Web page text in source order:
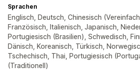
Sprachen
Englisch, Deutsch, Chinesisch
Französisch, Italienisch, Japanisch,
Portugiesisch (Brasilien), Schwedisch,
Dänisch, Koreanisch, Türkisch,
Tschechisch, Thai, Portugiesisch
(Traditionell)